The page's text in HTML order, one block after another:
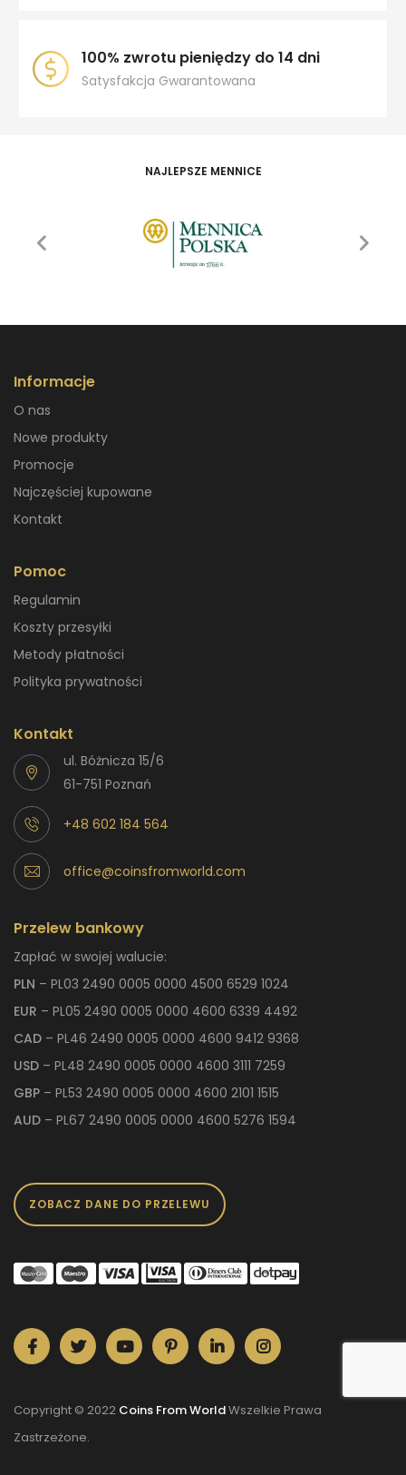
100% zwrotu pieniędzy do 14 dni
Satysfakcja Gwarantowana
NAJLEPSZE MENNICE
Informacje
O nas
Nowe produkty
Promocje
Najczęściej kupowane
Kontakt
Pomoc
Regulamin
Koszty przesyłki
Metody płatności
Polityka prywatności
Kontakt
ul. Bóżnicza 15/6
61-751 Poznań
+48 602 184 564
office@coinsfromworld.com
Przelew bankowy
Zapłać w swojej walucie:
PLN – PL03 2490 0005 0000 4500 6529 1024
EUR – PL05 2490 0005 0000 4600 6339 4492
CAD – PL46 2490 0005 0000 4600 9412 9368
USD – PL48 2490 0005 0000 4600 3111 7259
GBP – PL53 2490 0005 0000 4600 2101 1515
AUD – PL67 2490 0005 0000 4600 5276 1594
Copyright © 2022 Coins From WorldWszelkie Prawa
Zastrzeżone.
ZOBACZ DANE DO PRZELEWU